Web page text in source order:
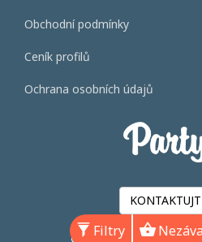
Filtry
Obchodní podmínky
Ceník profilů
Ochrana osobních údajů
©2026 Svatba.cz s.r.o.